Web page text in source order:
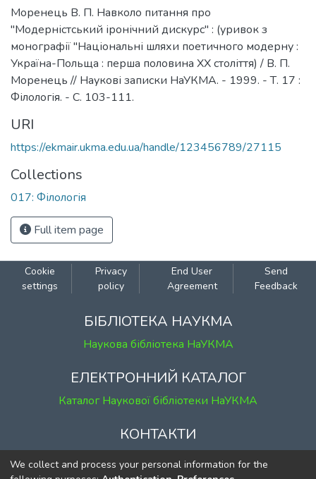
Моренець В. П. Навколо питання про
"Модерністський іронічний дискурс" : (уривок з
монографії "Національні шляхи поетичного модерну :
Україна-Польща : перша половина ХХ століття) / В. П.
Моренець // Наукові записки НаУКМА. - 1999. - Т. 17 :
Філологія. - С. 103-111.
URI
https://ekmair.ukma.edu.ua/handle/123456789/27115
Collections
017: Філологія
Full item page
Cookie
settings
Privacy
policy
End User
Agreement
Send
Feedback
БІБЛІОТЕКА НАУКМА
Наукова бібліотека НаУКМА
ЕЛЕКТРОННИЙ КАТАЛОГ
Каталог Наукової бібліотеки НаУКМА
КОНТАКТИ
м. Київ, вул. Григорія Сковороди, 2
We collect and process your personal information for the